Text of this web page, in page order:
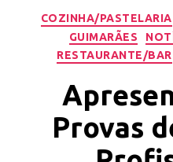
COZINHA/PASTELARIA
GUIMARÃES
RESTAURANTE/BAR
Provas